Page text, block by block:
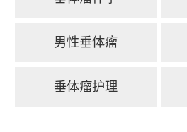
男性垂体瘤
垂体瘤护理